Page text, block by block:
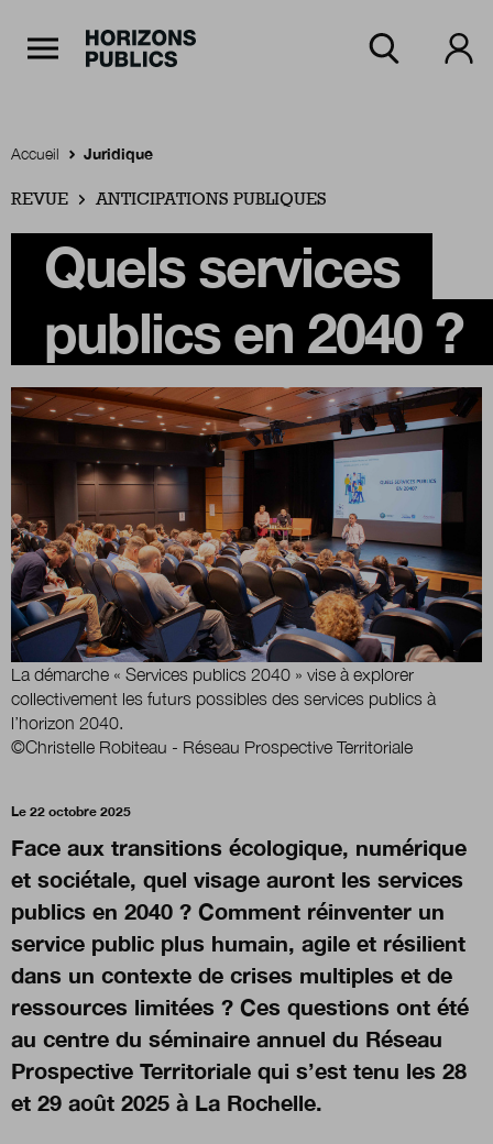
Accueil
Rubriques
Numéros
Boutique
Qui sommes-nous ?
Nous contacter
Newsletter
Renseignez votre email afin de suivre l'actualité
de la transformation publique.
Nous suivre sur Twittersur LinkedIn
sur
Accueil Juridique
REVUE ANTICIPATIONS PUBLIQUES
Quels services
publics en 2040 ?
La démarche « Services publics 2040 » vise à explorer
collectivement les futurs possibles des services publics à
l’horizon 2040.
©Christelle Robiteau - Réseau Prospective Territoriale
Le 22 octobre 2025
Face aux transitions écologique, numérique
et sociétale, quel visage auront les services
publics en 2040 ? Comment réinventer un
service public plus humain, agile et résilient
dans un contexte de crises multiples et de
ressources limitées ? Ces questions ont été
au centre du séminaire annuel du Réseau
Prospective Territoriale qui s’est tenu les 28
et 29 août 2025 à La Rochelle.